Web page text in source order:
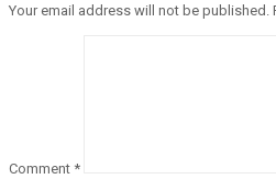
Your email address will not be published.
Comment *